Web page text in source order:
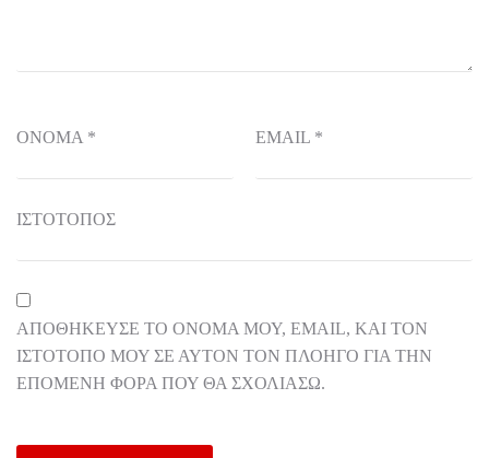
ΌΝΟΜΑ * EMAIL *
ΙΣΤΌΤΟΠΟΣ
ΑΠΟΘΉΚΕΥΣΕ ΤΟ ΌΝΟΜΆ ΜΟΥ, EMAIL, ΚΑΙ ΤΟΝ
ΙΣΤΌΤΟΠΟ ΜΟΥ ΣΕ ΑΥΤΌΝ ΤΟΝ ΠΛΟΗΓΌ ΓΙΑ ΤΗΝ
ΕΠΌΜΕΝΗ ΦΟΡΆ ΠΟΥ ΘΑ ΣΧΟΛΙΆΣΩ.